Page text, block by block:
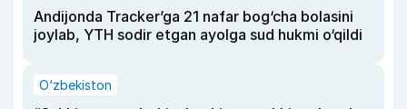
Andijonda Tracker’ga 21 nafar bog‘cha bolasini
joylab, YTH sodir etgan ayolga sud hukmi o‘qildi
O‘zbekiston